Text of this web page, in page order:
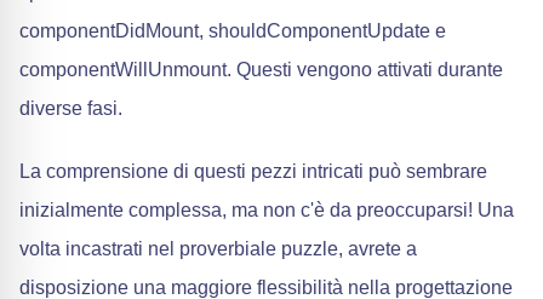
componentDidMount, shouldComponentUpdate e
componentWillUnmount. Questi vengono attivati durante
diverse fasi.
La comprensione di questi pezzi intricati può sembrare
inizialmente complessa, ma non c'è da preoccuparsi! Una
volta incastrati nel proverbiale puzzle, avrete a
disposizione una maggiore flessibilità nella progettazione